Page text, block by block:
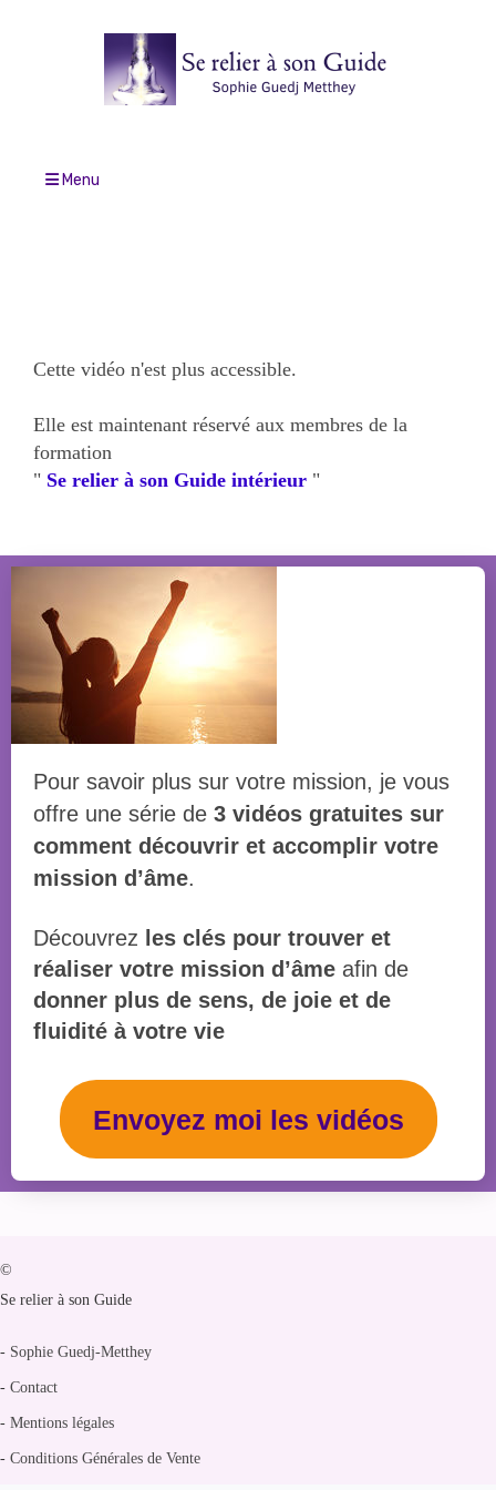
Menu
Cette vidéo n'est plus accessible.
Elle est maintenant réservé aux membres de la
formation
" Se relier à son Guide intérieur "
Pour savoir plus sur votre mission, je vous
offre une série de 3 vidéos gratuites sur
comment découvrir et accomplir votre
mission d’âme.
Découvrez les clés pour trouver et
réaliser votre mission d’âme afin de
donner plus de sens, de joie et de
fluidité à votre vie
Envoyez moi les vidéos
©
Se relier à son Guide
- Sophie Guedj-Metthey
- Contact
- Mentions légales
- Conditions Générales de Vente